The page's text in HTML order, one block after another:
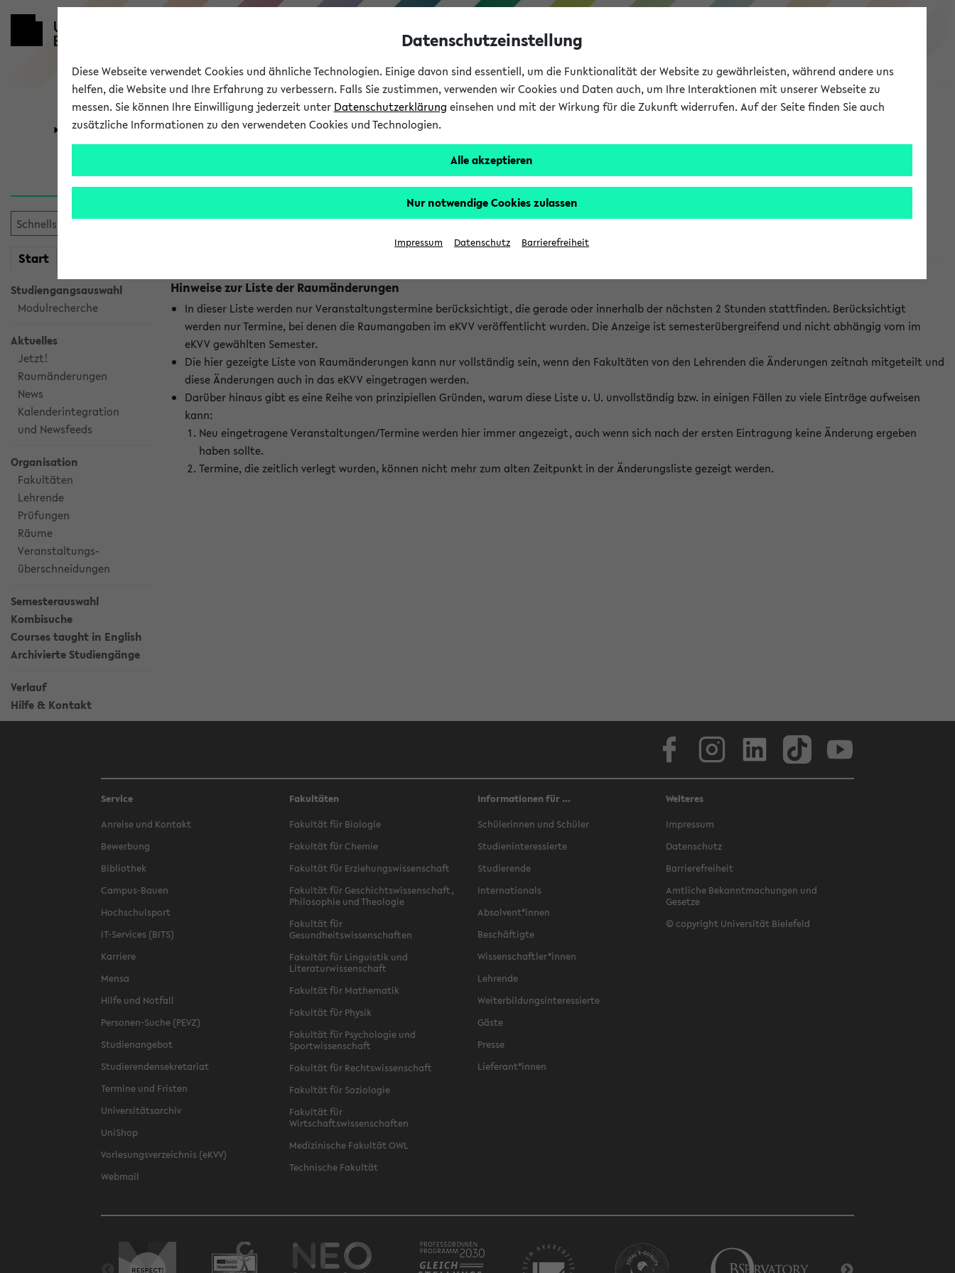
eKVV
Universität Forschung Studium
Start
Studiengangsauswahl
Modulrecherche
Aktuelles
Jetzt!
Raumänderungen
News
Kalenderintegration
und Newsfeeds
Organisation
Fakultäten
Lehrende
Prüfungen
Räume
Veranstaltungs-
überschneidungen
Semesterauswahl
Kombisuche
Courses taught in English
Archivierte Studiengänge
Verlauf
Hilfe & Kontakt
Raumänderungen
Hinweise zur Liste der Raumänderungen
In dieser Liste werden nur Veranstaltungstermine berücksichtigt, die gerade oder innerhalb der nächsten 2 Stunden stattfinden. Berücksichtigt
werden nur Termine, bei denen die Raumangaben im eKVV veröffentlicht wurden. Die Anzeige ist semesterübergreifend und nicht abhängig vom im
eKVV gewählten Semester.
Die hier gezeigte Liste von Raumänderungen kann nur vollständig sein, wenn den Fakultäten von den Lehrenden die Änderungen zeitnah mitgeteilt und
diese Änderungen auch in das eKVV eingetragen werden.
Darüber hinaus gibt es eine Reihe von prinzipiellen Gründen, warum diese Liste u. U. unvollständig bzw. in einigen Fällen zu viele Einträge aufweisen
kann:
Neu eingetragene Veranstaltungen/Termine werden hier immer angezeigt, auch wenn sich nach der ersten Eintragung keine Änderung ergeben
haben sollte.
Termine, die zeitlich verlegt wurden, können nicht mehr zum alten Zeitpunkt in der Änderungsliste gezeigt werden.
Service
Anreise und Kontakt
Bewerbung
Bibliothek
Campus-Bauen
Hochschulsport
IT-Services (BITS)
Karriere
Mensa
Hilfe und Notfall
Personen-Suche (PEVZ)
Studienangebot
Studierendensekretariat
Termine und Fristen
Universitätsarchiv
UniShop
Vorlesungsverzeichnis (eKVV)
Webmail
Fakultäten
Fakultät für Biologie
Fakultät für Chemie
Fakultät für Erziehungswissenschaft
Fakultät für Geschichtswissenschaft,
Philosophie und Theologie
Fakultät für
Gesundheitswissenschaften
Fakultät für Linguistik und
Literaturwissenschaft
Fakultät für Mathematik
Fakultät für Physik
Fakultät für Psychologie und
Sportwissenschaft
Fakultät für Rechtswissenschaft
Fakultät für Soziologie
Fakultät für
Wirtschaftswissenschaften
Medizinische Fakultät OWL
Technische Fakultät
Informationen für ...
Schülerinnen und Schüler
Studieninteressierte
Studierende
Internationals
Absolvent*innen
Beschäftigte
Wissenschaftler*innen
Lehrende
Weiterbildungsinteressierte
Gäste
Presse
Lieferant*innen
Weiteres
Impressum
Datenschutz
Barrierefreiheit
Amtliche Bekanntmachungen und
Gesetze
© copyright Universität Bielefeld
Datenschutzeinstellung
Diese Webseite verwendet Cookies und ähnliche Technologien. Einige davon sind essentiell, um die Funktionalität der Website zu gewährleisten, während andere uns
helfen, die Website und Ihre Erfahrung zu verbessern. Falls Sie zustimmen, verwenden wir Cookies und Daten auch, um Ihre Interaktionen mit unserer Webseite zu
messen. Sie können Ihre Einwilligung jederzeit unter Datenschutzerklärung einsehen und mit der Wirkung für die Zukunft widerrufen. Auf der Seite finden Sie auch
zusätzliche Informationen zu den verwendeten Cookies und Technologien.
Alle akzeptieren
Nur notwendige Cookies zulassen
Impressum Datenschutz Barrierefreiheit